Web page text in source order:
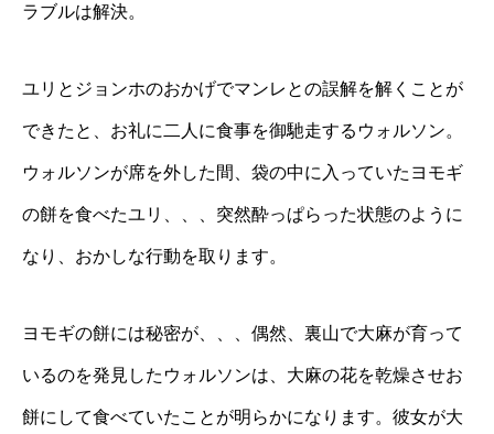
ラブルは解決。
ユリとジョンホのおかげでマンレとの誤解を解くことが
できたと、お礼に二人に食事を御馳走するウォルソン。
ウォルソンが席を外した間、袋の中に入っていたヨモギ
の餅を食べたユリ、、、突然酔っぱらった状態のように
なり、おかしな行動を取ります。
ヨモギの餅には秘密が、、、偶然、裏山で大麻が育って
いるのを発見したウォルソンは、大麻の花を乾燥させお
餅にして食べていたことが明らかになります。彼女が大